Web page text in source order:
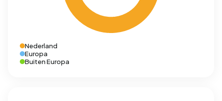
Nederland
Europa
Buiten Europa